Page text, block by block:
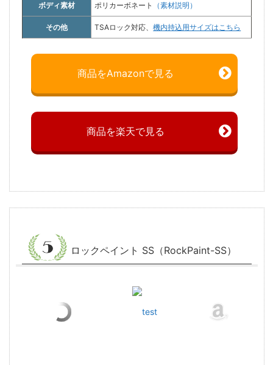
ボディ素材 ポリカーボネート （素材説明）
その他 TSAロック対応、機内持込用サイズはこちら
商品をAmazonで見る
商品を楽天で見る
ロックペイント SS（RockPaint-SS）
test